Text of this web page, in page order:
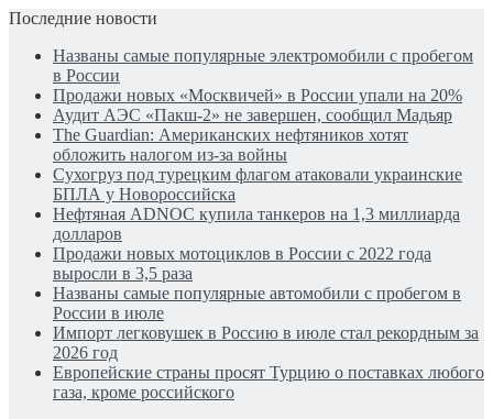
Последние новости
Названы самые популярные электромобили с пробегом
в России
Продажи новых «Москвичей» в России упали на 20%
Аудит АЭС «Пакш-2» не завершен, сообщил Мадьяр
The Guardian: Американских нефтяников хотят
обложить налогом из-за войны
Сухогруз под турецким флагом атаковали украинские
БПЛА у Новороссийска
Нефтяная ADNOC купила танкеров на 1,3 миллиарда
долларов
Продажи новых мотоциклов в России с 2022 года
выросли в 3,5 раза
Названы самые популярные автомобили с пробегом в
России в июле
Импорт легковушек в Россию в июле стал рекордным за
2026 год
Европейские страны просят Турцию о поставках любого
газа, кроме российского